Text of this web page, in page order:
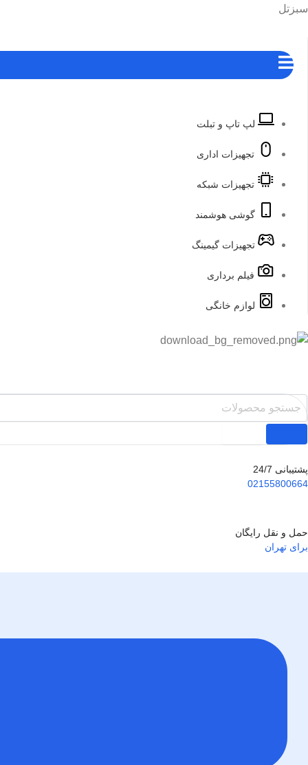
پرش
سبزتل
لپ تاپ و تبلت
تجهیزات اداری
تجهیزات شبکه
گوشی هوشمند
تجهیزات گیمینگ
فیلم برداری
لوازم خانگی
پشتیبانی 24/7
02155800664
حمل و نقل رایگان
برای تهران
فهرست